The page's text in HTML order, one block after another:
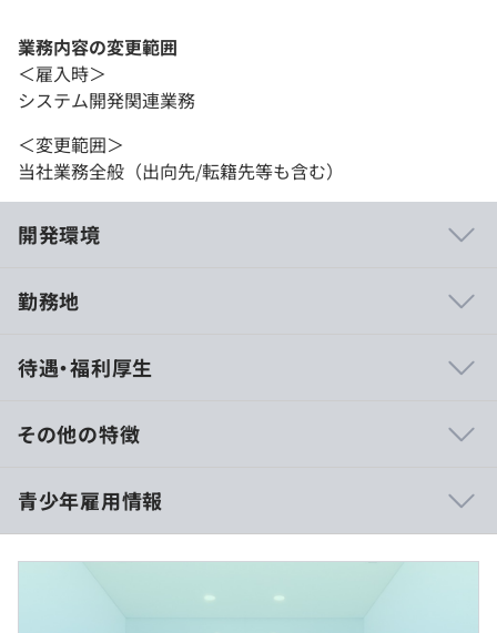
業務内容の変更範囲
＜雇入時＞
システム開発関連業務
＜変更範囲＞
当社業務全般（出向先/転籍先等も含む）
開発環境
があります。ニコニコ事業では動画や生放送、チャンネ
基盤や決済基盤、映像配信基盤、など異なるレイヤーのシ
ステムも多く存在してます。
英語や数学だけでなくドワンゴエンジニアが監修した教材
でプログラミングも学ぶことができる「ZEN Study」があ
ります。
さらに、これらのシステムには共通基盤からサーバーサイ
勤務地
待遇・福利厚生
・スペシャリスト枠：本人の経歴や能力を勘案し、個別に
判断いたします。
・大学院卒・ポスドク：月給300,000円
・高卒・専門卒・高専卒・短大卒：月給260,000円
その他の特徴
青少年雇用情報